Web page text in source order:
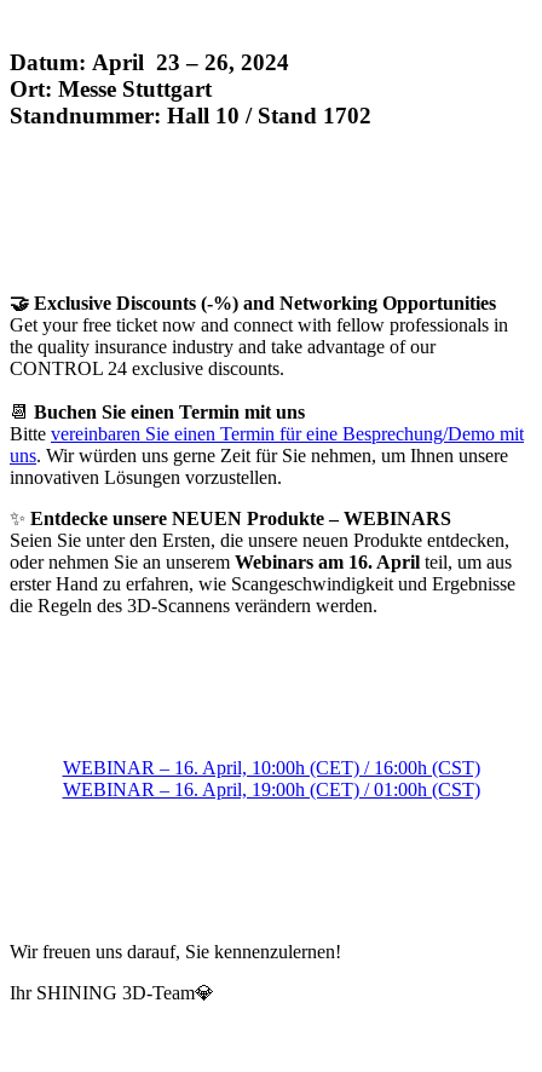
Datum: April 23 – 26, 2024
Ort: Messe Stuttgart
Standnummer: Hall 10 / Stand 1702
🤝 Exclusive Discounts (-%) and Networking Opportunities
Get your free ticket now and connect with fellow professionals in
the quality insurance industry and take advantage of our
CONTROL 24 exclusive discounts.
📆 Buchen Sie einen Termin mit uns
Bitte vereinbaren Sie einen Termin für eine Besprechung/Demo mit
uns. Wir würden uns gerne Zeit für Sie nehmen, um Ihnen unsere
innovativen Lösungen vorzustellen.
✨ Entdecke unsere NEUEN Produkte – WEBINARS
Seien Sie unter den Ersten, die unsere neuen Produkte entdecken,
oder nehmen Sie an unserem Webinars am 16. April teil, um aus
erster Hand zu erfahren, wie Scangeschwindigkeit und Ergebnisse
die Regeln des 3D-Scannens verändern werden.
WEBINAR – 16. April, 10:00h (CET) / 16:00h (CST)
WEBINAR – 16. April, 19:00h (CET) / 01:00h (CST)
Wir freuen uns darauf, Sie kennenzulernen!
Ihr SHINING 3D-Team💎